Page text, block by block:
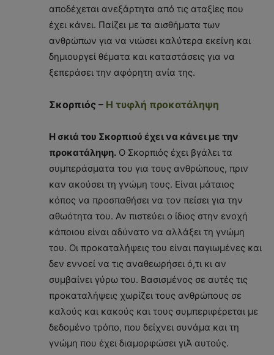
αποδέχεται ανεξάρτητα από τις αταξίες που
έχει κάνει. Παίζει με τα αισθήματα των
ανθρώπων για να νιώσει καλύτερα εκείνη και
δημιουργεί θέματα και καταστάσεις για να
ξεπεράσει την αφόρητη ανία της.
Σκορπιός – Η τυφλή προκατάληψη
Η σκιά του Σκορπιού έχει να κάνει με την
προκατάληψη. Ο Σκορπιός έχει βγάλει τα
συμπεράσματα του για τους ανθρώπους, πριν
καν ακούσει τη γνώμη τους. Είναι μάταιος
κόπος να προσπαθήσει να τον πείσει για την
αθωότητα του. Αν πιστεύει ο ίδιος στην ενοχή
κάποιου είναι αδύνατο να αλλάξει τη γνώμη
του. Οι προκαταλήψεις του είναι παγιωμένες και
δεν εννοεί να τις αναθεωρήσει ό,τι κι αν
συμβαίνει γύρω του. Βασισμένος σε αυτές τις
προκαταλήψεις χωρίζει τους ανθρώπους σε
καλούς και κακούς και τους συμπεριφέρεται με
δεδομένο τρόπο, που δείχνει συνάμα και τη
γνώμη που έχει διαμορφώσει γιΆ αυτούς.